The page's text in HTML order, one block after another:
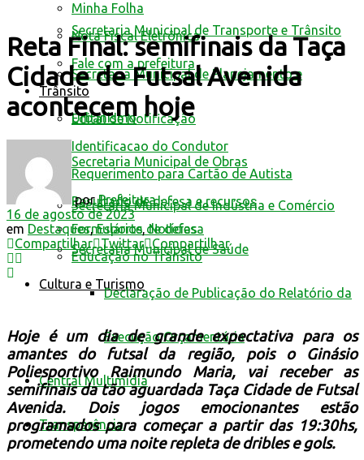
Minha Folha
Nota Fiscal Eletrônica
Fale com a prefeitura
Trânsito
Edital de Notificação
Identificacao do Condutor
Requerimento para Cartão de Autista
Resultado de defesa e recursos
Formulários de defesa
Educação no Trânsito
Cultura e Turismo
Secretaria Municipal de Transporte e Trânsito
Secretaria Municipal de Planejamento e
Urbanismo
Secretaria Municipal de Obras
Secretaria Municipal de Indústria e Comércio
Secretaria Municipal de Saúde
Declaração de Publicação do Relatório da
Execução Orçamentária
Central Multimídia
Transparência
Reta Final: semifinais da Taça
Cidade de Futsal Avenida
acontecem hoje
por Prefeitura
16 de agosto de 2023
em Destaques,Esporte,Notícias
Compartilhar Twittar Compartilhar
Hoje é um dia de grande expectativa para os
amantes do futsal da região, pois o Ginásio
Poliesportivo Raimundo Maria, vai receber as
semifinais da tão aguardada Taça Cidade de Futsal
Avenida. Dois jogos emocionantes estão
programados para começar a partir das 19:30hs,
prometendo uma noite repleta de dribles e gols.